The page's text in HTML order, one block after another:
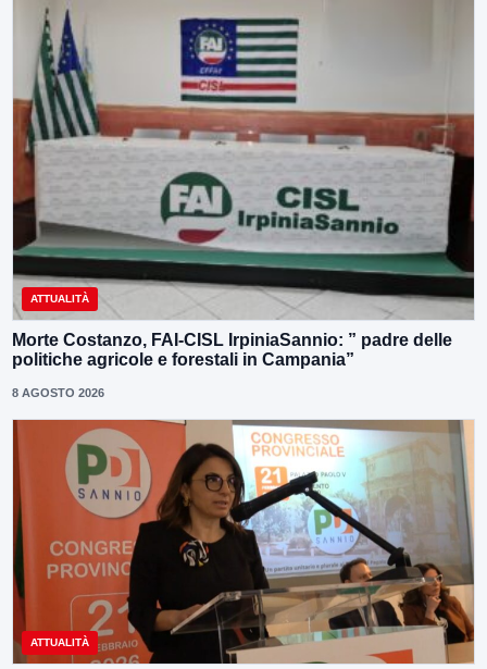
ATTUALITÀ
Morte Costanzo, FAI-CISL IrpiniaSannio: ” padre delle
politiche agricole e forestali in Campania”
8 AGOSTO 2026
ATTUALITÀ